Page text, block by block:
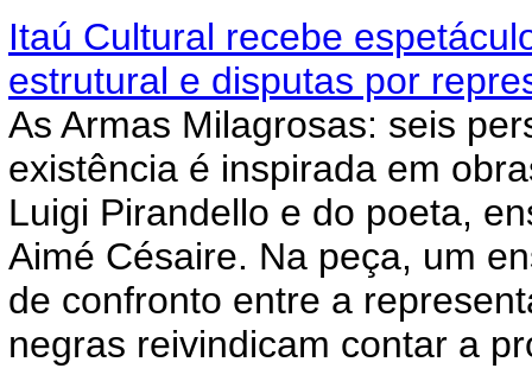
Itaú Cultural recebe
estrutural e disputas por
As Armas Milagrosas: seis
existência é inspirada em
Luigi Pirandello e do poeta,
Aimé Césaire. Na peça, um
de confronto entre a
negras reivindicam contar a